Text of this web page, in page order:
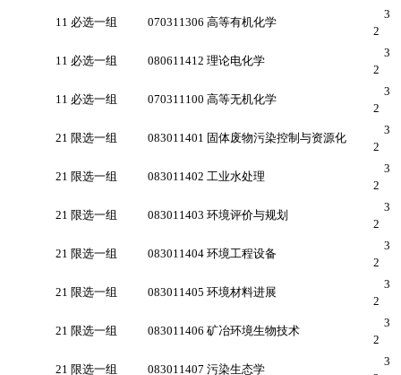
11 必选一组 070311306 高等有机化学
3
2
11 必选一组 080611412 理论电化学
3
2
11 必选一组 070311100 高等无机化学
3
2
21 限选一组 083011401 固体废物污染控制与资源化
3
2
21 限选一组 083011402 工业水处理
3
2
21 限选一组 083011403 环境评价与规划
3
2
21 限选一组 083011404 环境工程设备
3
2
21 限选一组 083011405 环境材料进展
3
2
21 限选一组 083011406 矿冶环境生物技术
3
2
21 限选一组 083011407 污染生态学
3